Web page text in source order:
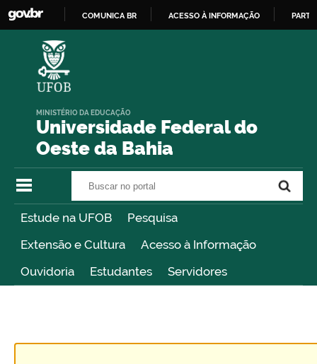
COMUNICA BR ACESSO À INFORMAÇÃO
Universidade Federal do
Oeste da Bahia
MINISTÉRIO DA EDUCAÇÃO
Estude na UFOB
Pesquisa
Extensão e Cultura
Acesso à Informação
Ouvidoria
Estudantes Servidores